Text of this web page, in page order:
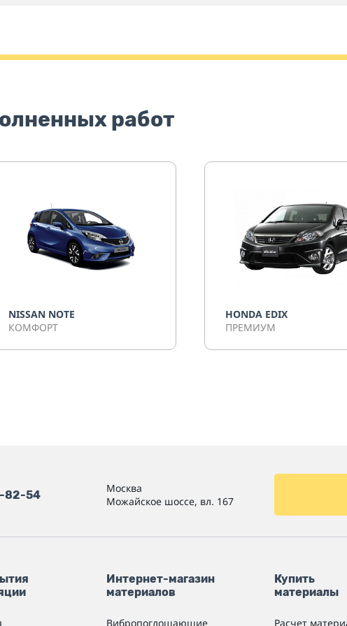
работ
NISSAN NOTE
КОМФОРТ
HONDA EDIX
ПРЕМИУМ
82-54
Москва
Можайское шоссе, вл. 167
Интернет-магазин
материалов
Вибропоглощающие
Купить
материалы
Расчет